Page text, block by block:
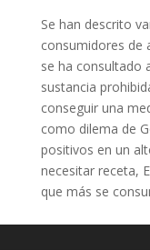
Se han descrito
consumidores de
se ha consultado
sustancia
conseguir una
como dilema de
positivos en un
necesitar receta,
que más se